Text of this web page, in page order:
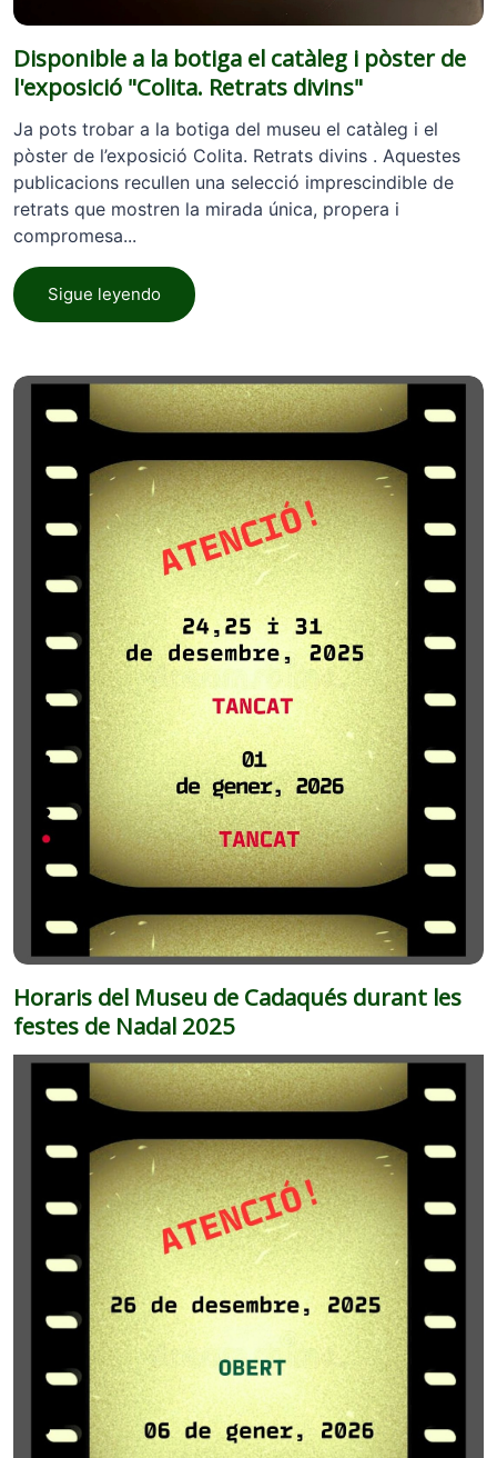
Disponible a la botiga el catàleg i pòster de
l'exposició "Colita. Retrats divins"
Ja pots trobar a la botiga del museu el catàleg i el
pòster de l’exposició Colita. Retrats divins . Aquestes
publicacions recullen una selecció imprescindible de
retrats que mostren la mirada única, propera i
compromesa...
Sigue leyendo
Horaris del Museu de Cadaqués durant les
festes de Nadal 2025